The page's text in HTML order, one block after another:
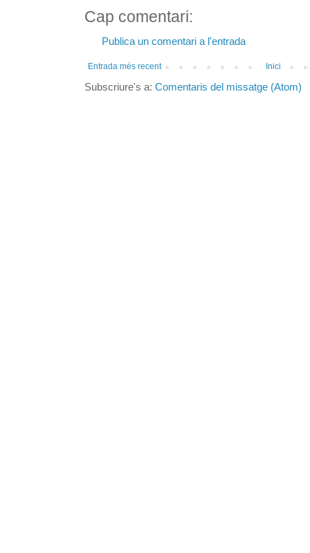
Cap comentari:
Publica un comentari a l'entrada
Entrada més recent Inici
Subscriure's a: Comentaris del missatge (Atom)